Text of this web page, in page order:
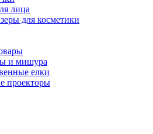
лица
для косметики
и мишура
елки
проекторы